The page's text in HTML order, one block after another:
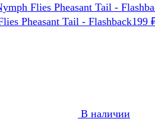
Pheasant Tail - Flashback199
В наличии